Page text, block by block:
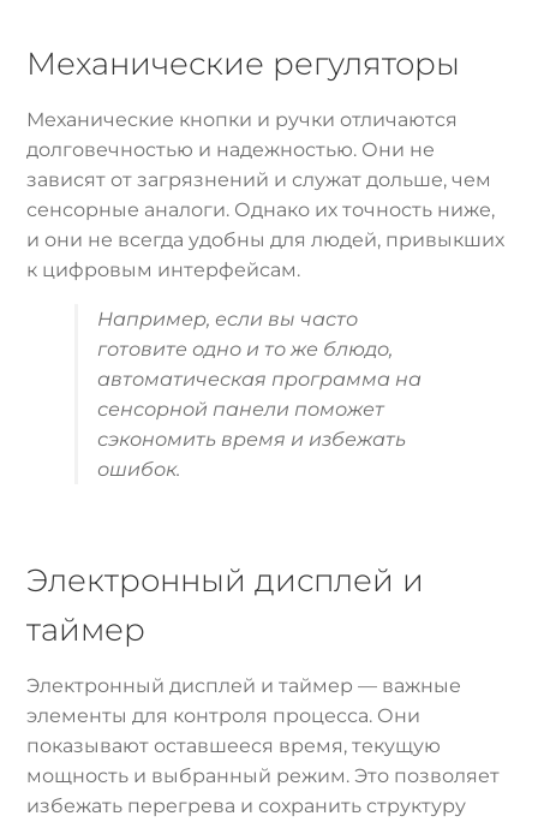
Механические регуляторы
Механические кнопки и ручки отличаются
долговечностью и надежностью. Они не
зависят от загрязнений и служат дольше, чем
сенсорные аналоги. Однако их точность ниже,
и они не всегда удобны для людей, привыкших
к цифровым интерфейсам.
Например, если вы часто
готовите одно и то же блюдо,
автоматическая программа на
сенсорной панели поможет
сэкономить время и избежать
ошибок.
Электронный дисплей и
таймер
Электронный дисплей и таймер — важные
элементы для контроля процесса. Они
показывают оставшееся время, текущую
мощность и выбранный режим. Это позволяет
избежать перегрева и сохранить структуру